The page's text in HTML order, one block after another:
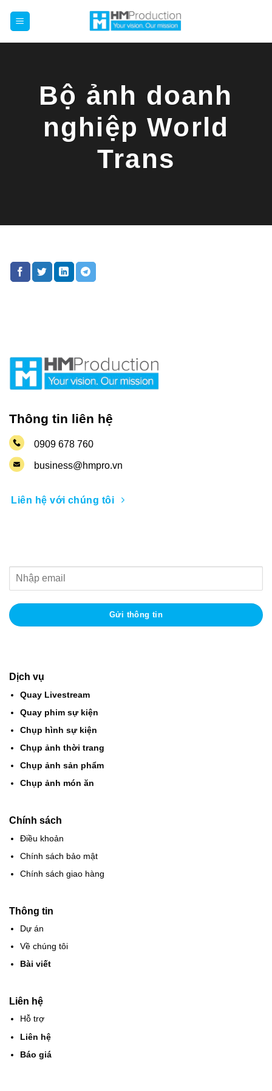
Bộ ảnh doanh
nghiệp World
Trans
Thông tin liên hệ
0909 678 760
business@hmpro.vn
Liên hệ với chúng tôi
Dịch vụ
Quay Livestream
Quay phim sự kiện
Chụp hình sự kiện
Chụp ảnh thời trang
Chụp ảnh sản phẩm
Chụp ảnh món ăn
Chính sách
Điều khoản
Chính sách bảo mật
Chính sách giao hàng
Thông tin
Dự án
Về chúng tôi
Bài viết
Liên hệ
Hỗ trợ
Liên hệ
Báo giá